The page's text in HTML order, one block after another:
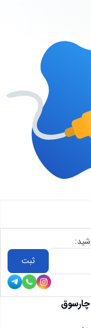
چارسوق
ثبت